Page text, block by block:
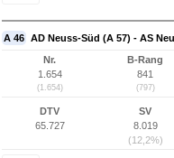
A 46 AD Neuss-Süd (A 57) - AS
Nr.
1.654
(1.654)
B-Rang
841
(797)
DTV
65.727
SV
8.019
(12,2%)